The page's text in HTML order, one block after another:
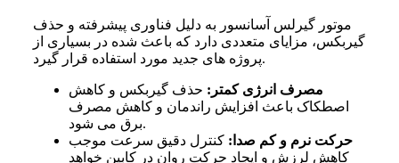
موتور گیرلس آسانسور به دلیل فناوری پیشرفته و حذف
گیربکس، مزایای متعددی دارد که باعث شده در بسیاری از
پروژه های جدید مورد استفاده قرار گیرد.
مصرف انرژی کمتر: حذف گیربکس و کاهش
اصطکاک باعث افزایش راندمان و کاهش مصرف
برق می شود.
حرکت نرم و کم صدا: کنترل دقیق سرعت موجب
کاهش لرزش و ایجاد حرکت روان در کابین خواهد